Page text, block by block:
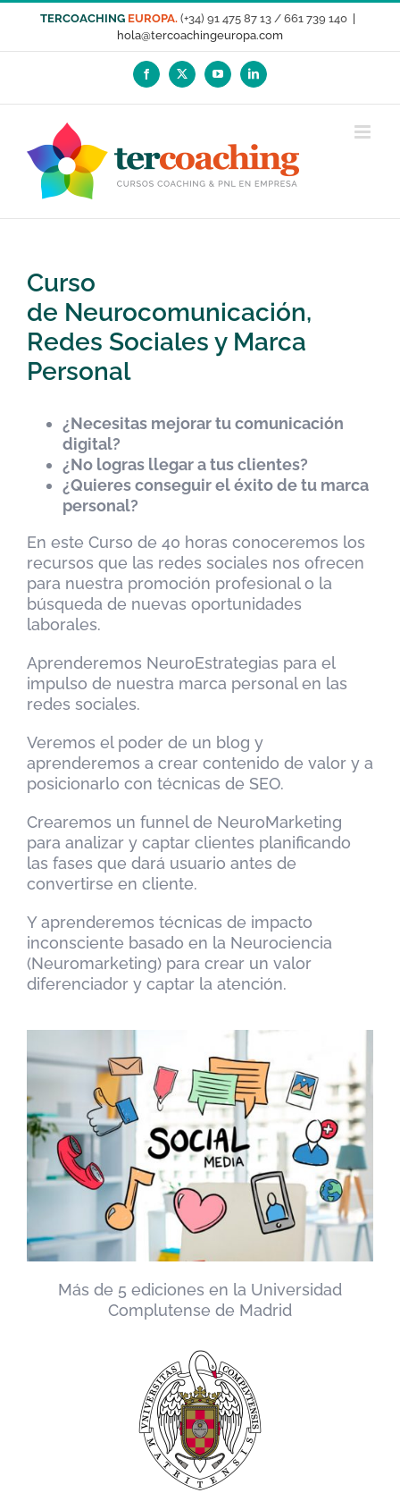
contenido
TERCOACHINGEUROPA.(+34) 91 475 87 13 / 661 739 140
hola@tercoachingeuropa.com
Facebook
X YouTubeLinkedIn
Curso
de Neurocomunicación,
Redes Sociales y Marca
Personal
¿Necesitas mejorar tu comunicación
digital?
¿No logras llegar a tus clientes?
¿Quieres conseguir el éxito de tu marca
personal?
En este Curso de 40 horas conoceremos los
recursos que las redes sociales nos ofrecen
para nuestra promoción profesional o la
búsqueda de nuevas oportunidades
laborales.
Aprenderemos NeuroEstrategias para el
impulso de nuestra marca personal en las
redes sociales.
Veremos el poder de un blog y
aprenderemos a crear contenido de valor y a
posicionarlo con técnicas de SEO.
Crearemos un funnel de NeuroMarketing
para analizar y captar clientes planificando
las fases que dará usuario antes de
convertirse en cliente.
Y aprenderemos técnicas de impacto
inconsciente basado en la Neurociencia
(Neuromarketing) para crear un valor
diferenciador y captar la atención.
Más de 5 ediciones en la Universidad
Complutense de Madrid